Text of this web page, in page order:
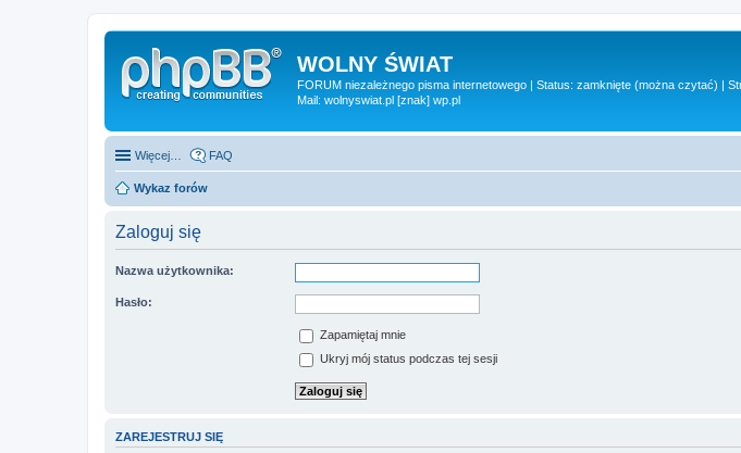
WOLNY ŚWIAT
FORUM niezależnego pisma internetowego | Status: zamknięte (można czytać) |
Mail: wolnyswiat.pl [znak] wp.pl
Więcej… FAQ
Wykaz forów
Zaloguj się
Nazwa użytkownika:
Hasło:
Zapamiętaj mnie
Ukryj mój status podczas tej sesji
ZAREJESTRUJ SIĘ